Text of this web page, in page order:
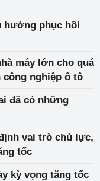
hướng phục hồi
máy lớn cho quá
công nghiệp ô tô
đã có những
vai trò chủ lực,
tốc
kỳ vọng tăng tốc